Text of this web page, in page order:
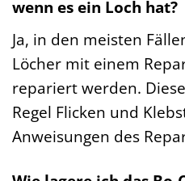
wenn es ein Loch hat?
Ja, in den meisten
Löcher mit einem
repariert werden.
Regel Flicken und
Anweisungen des